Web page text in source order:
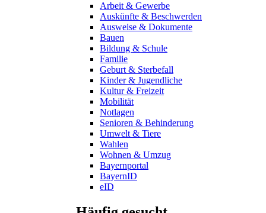
Arbeit & Gewerbe
Auskünfte & Beschwerden
Ausweise & Dokumente
Bauen
Bildung & Schule
Familie
Geburt & Sterbefall
Kinder & Jugendliche
Kultur & Freizeit
Mobilität
Notlagen
Senioren & Behinderung
Umwelt & Tiere
Wahlen
Wohnen & Umzug
Bayernportal
BayernID
eID